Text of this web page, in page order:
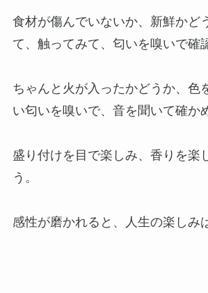
食材が傷んでいないか、新鮮かど
て、触ってみて、匂いを嗅いで確
ちゃんと火が入ったかどうか、色
い匂いを嗅いで、音を聞いて確か
盛り付けを目で楽しみ、香りを楽
う。
感性が磨かれると、人生の楽しみ